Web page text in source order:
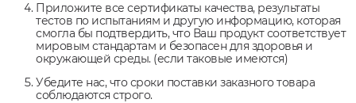
Приложите все сертификаты качества, результаты
тестов по испытаниям и другую информацию, которая
смогла бы подтвердить, что Ваш продукт соответствует
мировым стандартам и безопасен для здоровья и
окружающей среды. (если таковые имеются)
Убедите нас, что сроки поставки заказного товара
соблюдаются строго.